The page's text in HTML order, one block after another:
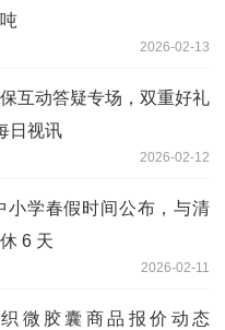
2026-02-13
互动答疑专场，双重好礼
日视讯
2026-02-12
小学春假时间公布，与清
6 天
2026-02-11
微胶囊商品报价动态